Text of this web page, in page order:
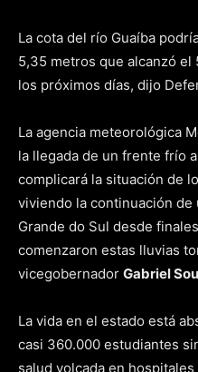
La cota del río Guaíba
5,35 metros que alcanzó el
los próximos días, dijo
La agencia meteorológica
la llegada de un frente frío
complicará la situación de
viviendo la continuación de
Grande do Sul desde
comenzaron estas lluvias
vicegobernador Gabriel
La vida en el estado está
casi 360.000 estudiantes
salud volcada en